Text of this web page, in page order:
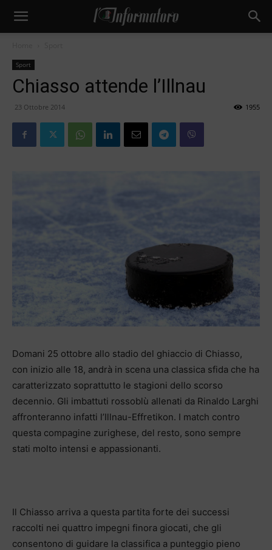
Sport
Chiasso attende l’Illnau
23 Ottobre 2014 1955
Domani 25 ottobre allo stadio del ghiaccio di Chiasso,
con inizio alle 18, andrà in scena una classica sfida che ha
caratterizzato soprattutto le stagioni dello scorso
decennio. Gli imbattuti rossoblù allenati da Rinaldo Larghi
affronteranno infatti l’Illnau-Effretikon. I match contro
questa compagine zurighese, del resto, sono sempre
stati molto intensi e appassionanti.
Il Chiasso arriva a questa partita forte dei successi
raccolti nei quattro impegni finora giocati, che gli
consentono di guidare la classifica a punteggio pieno